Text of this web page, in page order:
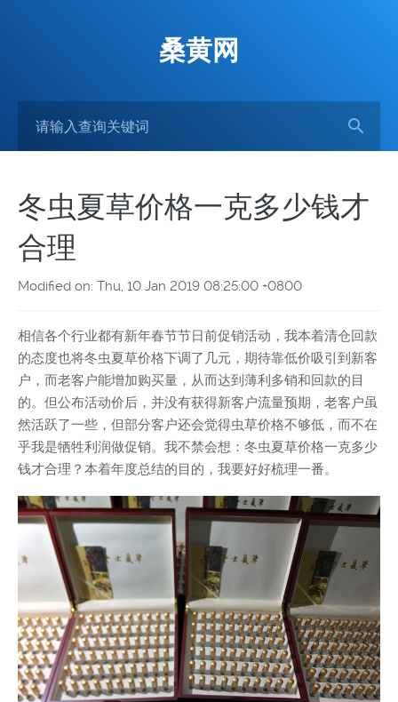
桑黄网
冬虫夏草价格一克多少钱才
合理
Modified on: Thu, 10 Jan 2019 08:25:00 +0800
相信各个行业都有新年春节节日前促销活动，我本着清仓回款
的态度也将冬虫夏草价格下调了几元，期待靠低价吸引到新客
户，而老客户能增加购买量，从而达到薄利多销和回款的目
的。但公布活动价后，并没有获得新客户流量预期，老客户虽
然活跃了一些，但部分客户还会觉得虫草价格不够低，而不在
乎我是牺牲利润做促销。我不禁会想：冬虫夏草价格一克多少
钱才合理？本着年度总结的目的，我要好好梳理一番。